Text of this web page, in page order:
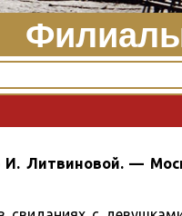
И. Литвиновой. —